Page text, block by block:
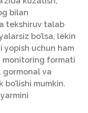
bilan
tekshiruv talab
bo’lsa, lekin
yopish uchun ham
monitoring formati
gormonal va
mumkin.